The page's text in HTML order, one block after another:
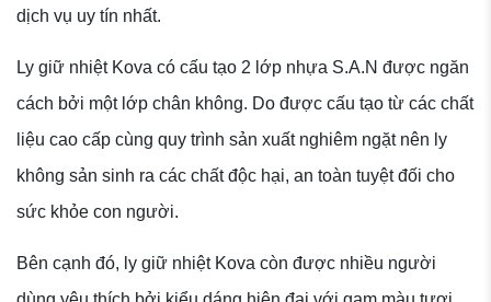
dịch vụ uy tín nhất.
Ly giữ nhiệt Kova có cấu tạo 2 lớp nhựa S.A.N được ngăn
cách bởi một lớp chân không. Do được cấu tạo từ các chất
liệu cao cấp cùng quy trình sản xuất nghiêm ngặt nên ly
không sản sinh ra các chất độc hại, an toàn tuyệt đối cho
sức khỏe con người.
Bên cạnh đó, ly giữ nhiệt Kova còn được nhiều người